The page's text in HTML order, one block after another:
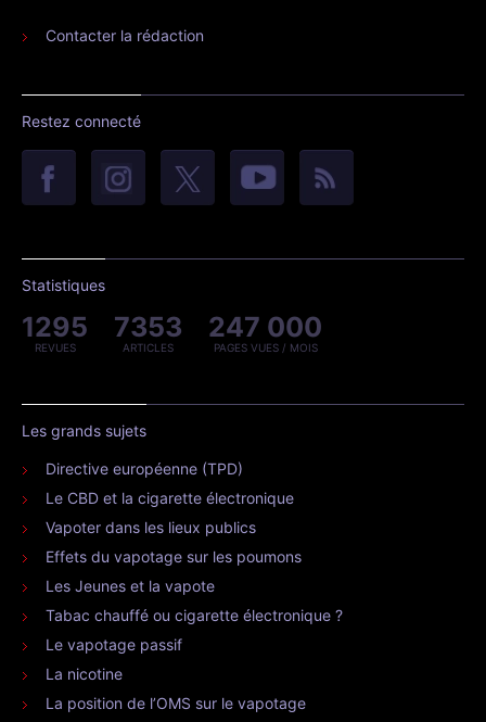
Contacter la rédaction
Restez connecté
Statistiques
1295
REVUES
7353
ARTICLES
247 000
PAGES VUES / MOIS
Les grands sujets
Directive européenne (TPD)
Le CBD et la cigarette électronique
Vapoter dans les lieux publics
Effets du vapotage sur les poumons
Les Jeunes et la vapote
Tabac chauffé ou cigarette électronique ?
Le vapotage passif
La nicotine
La position de l’OMS sur le vapotage